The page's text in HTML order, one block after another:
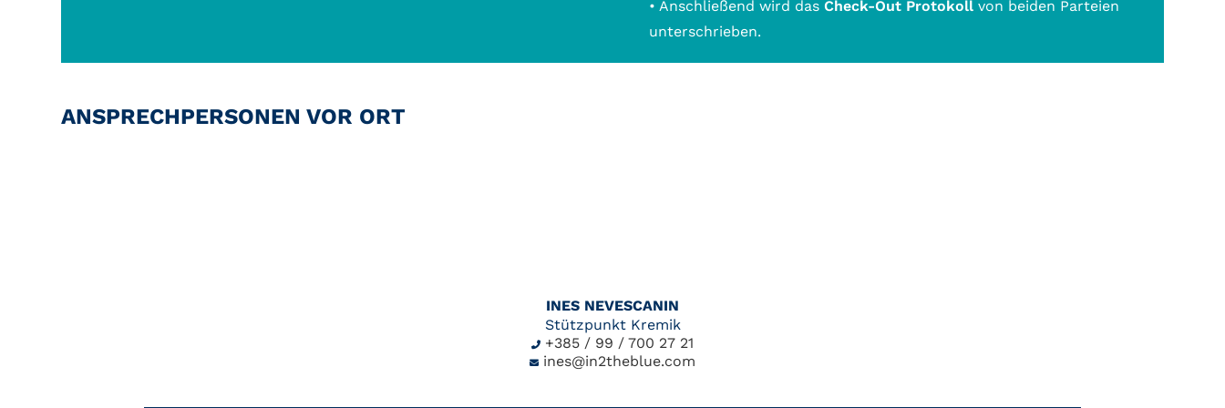
• Anschließend wird das Check-Out Protokoll von beiden Parteien
unterschrieben.
ANSPRECHPERSONEN VOR ORT
INES NEVESCANIN
Stützpunkt Kremik